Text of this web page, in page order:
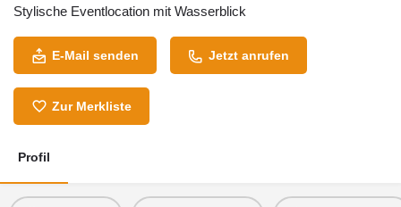
Stylische Eventlocation mit Wasserblick
E-Mail senden Jetzt anrufen
Zur Merkliste
Profil